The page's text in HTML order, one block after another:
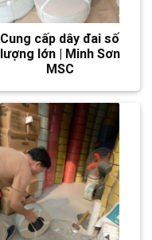
Cung cấp dây đai số
lượng lớn | Minh Sơn
MSC